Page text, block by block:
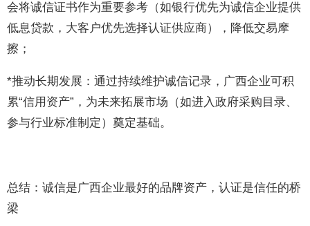
会将诚信证书作为重要参考（如银行优先为诚信企业提供
低息贷款，大客户优先选择认证供应商），降低交易摩
擦；
*推动长期发展：通过持续维护诚信记录，广西企业可积
累“信用资产”，为未来拓展市场（如进入政府采购目录、
参与行业标准制定）奠定基础。
总结：诚信是广西企业最好的品牌资产，认证是信任的桥
梁